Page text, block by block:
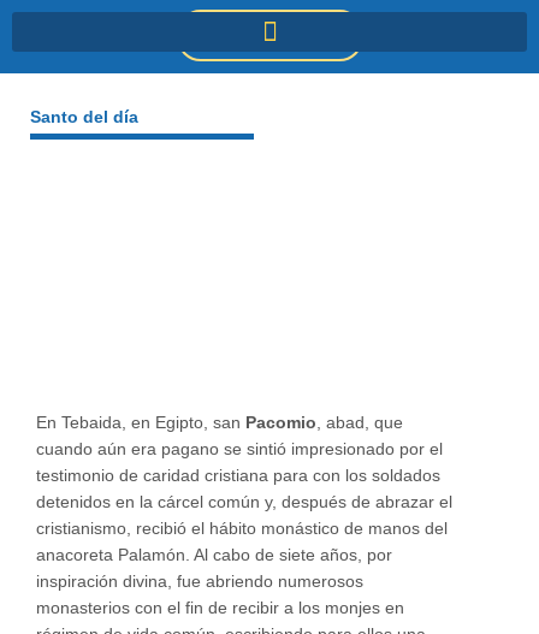
DONACIONES
Santo del día
En Tebaida, en Egipto, san Pacomio, abad, que
cuando aún era pagano se sintió impresionado por el
testimonio de caridad cristiana para con los soldados
detenidos en la cárcel común y, después de abrazar el
cristianismo, recibió el hábito monástico de manos del
anacoreta Palamón. Al cabo de siete años, por
inspiración divina, fue abriendo numerosos
monasterios con el fin de recibir a los monjes en